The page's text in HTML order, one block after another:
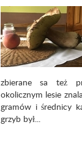
zbierane sa też
okolicznym lesie
gramów i średnicy
grzyb był...